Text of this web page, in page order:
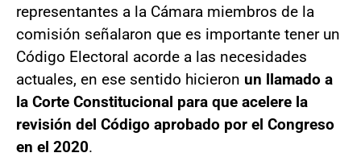
representantes a la Cámara miembros de la
comisión señalaron que es importante tener un
Código Electoral acorde a las necesidades
actuales, en ese sentido hicieron un llamado a
la Corte Constitucional para que acelere la
revisión del Código aprobado por el Congreso
en el 2020.